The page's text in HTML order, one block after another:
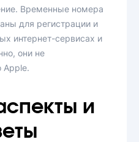
Временные номера
для регистрации и
интернет-сервисах и
они не
Apple.
и